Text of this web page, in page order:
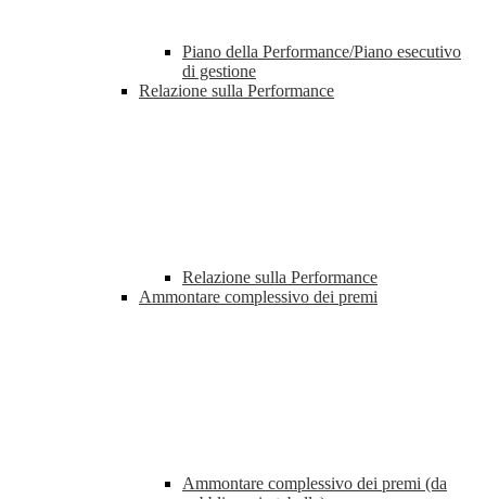
Piano della Performance/Piano esecutivo
di gestione
Relazione sulla Performance
Relazione sulla Performance
Ammontare complessivo dei premi
Ammontare complessivo dei premi (da